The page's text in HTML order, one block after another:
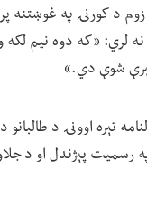
زوم د کورنۍ په
«که دوه نیم لکه
شوې دي.»
تېره اوونۍ د
پېژندل او د